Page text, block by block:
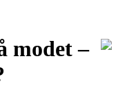
modet –